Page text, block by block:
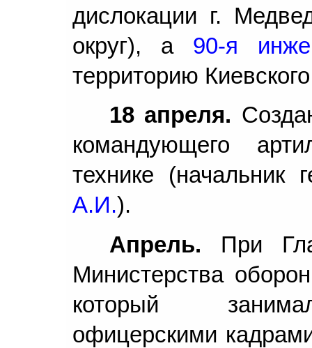
дислокации г.
округ), а 90-я
территорию
18 апреля.
командующего
технике (начальник
А.И.).
Апрель. При
Министерства
который
офицерскими